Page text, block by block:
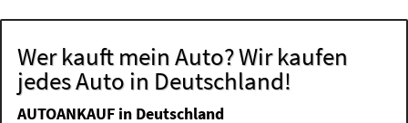
Wer kauft mein Auto? Wir kaufen
jedes Auto in Deutschland!
AUTOANKAUF in Deutschland